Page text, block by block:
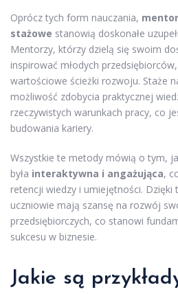
Oprócz tych form nauczania,
stażowe stanowią doskonałe
Mentorzy, którzy dzielą się swoim
inspirować młodych
wartościowe ścieżki rozwoju. Staże
możliwość zdobycia praktycznej
rzeczywistych warunkach pracy, co
budowania kariery.
Wszystkie te metody mówią o tym,
była interaktywna i angażująca,
retencji wiedzy i umiejętności. Dzięki
uczniowie mają szansę na rozwój
przedsiębiorczych, co stanowi
sukcesu w biznesie.
Jakie są